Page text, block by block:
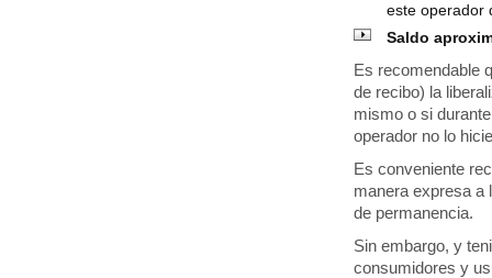
este operador
Saldo
Es recomendable
de recibo) la
mismo o si
operador no lo
Es conveniente
manera expresa a
de permanencia.
Sin embargo, y
consumidores y